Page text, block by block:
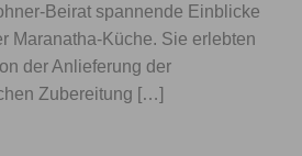
Beirat spannende Einblicke
Maranatha-Küche. Sie erlebten
der Anlieferung der
Zubereitung […]